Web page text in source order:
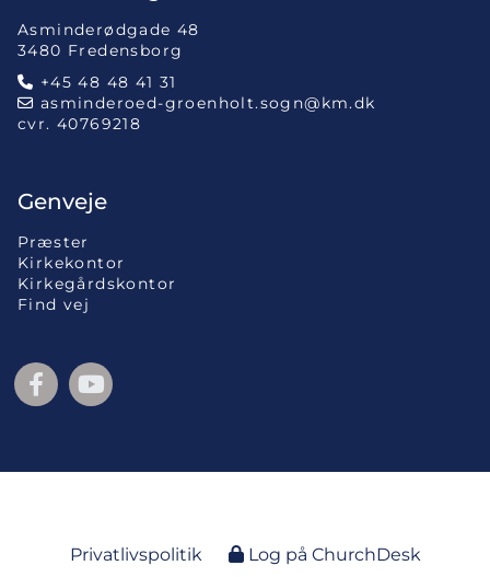
Asminderødgade 48
3480 Fredensborg
 +45 48 48 41 31
 asminderoed-groenholt.sogn@km.dk
cvr. 40769218
Genveje
Præster
Kirkekontor
Kirkegårdskontor
Find vej
Privatlivspolitik Log på ChurchDesk